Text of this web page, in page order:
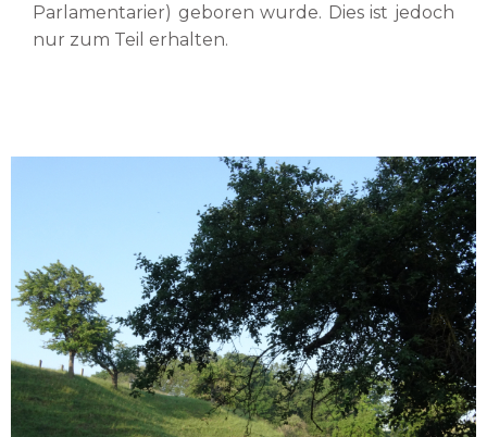
Parlamentarier) geboren wurde. Dies ist jedoch
nur zum Teil erhalten.